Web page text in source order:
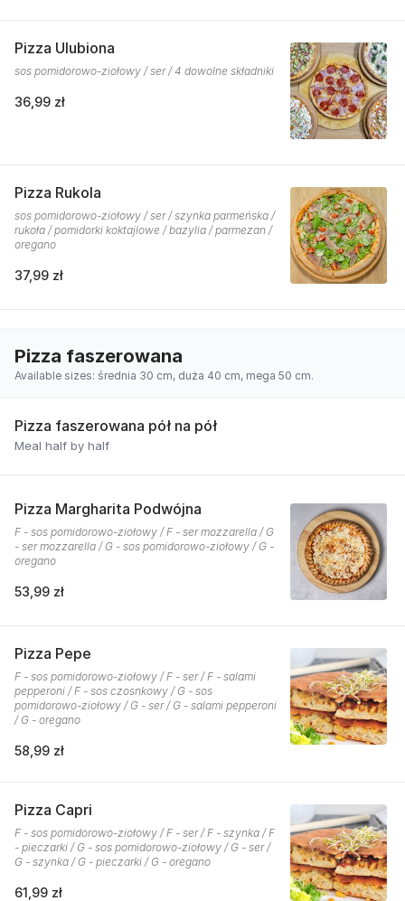
Pizza Ulubiona
sos pomidorowo-ziołowy / ser / 4 dowolne składniki
36,99 zł
Pizza Rukola
sos pomidorowo-ziołowy / ser / szynka parmeńska /
rukoła / pomidorki koktajlowe / bazylia / parmezan /
oregano
37,99 zł
Pizza faszerowana
Available sizes: średnia 30 cm, duża 40 cm, mega 50 cm.
Pizza faszerowana pół na pół
Meal half by half
Pizza Margharita Podwójna
F - sos pomidorowo-ziołowy / F - ser mozzarella / G
- ser mozzarella / G - sos pomidorowo-ziołowy / G -
oregano
53,99 zł
Pizza Pepe
F - sos pomidorowo-ziołowy / F - ser / F - salami
pepperoni / F - sos czosnkowy / G - sos
pomidorowo-ziołowy / G - ser / G - salami pepperoni
/ G - oregano
58,99 zł
Pizza Capri
F - sos pomidorowo-ziołowy / F - ser / F - szynka / F
- pieczarki / G - sos pomidorowo-ziołowy / G - ser /
G - szynka / G - pieczarki / G - oregano
61,99 zł